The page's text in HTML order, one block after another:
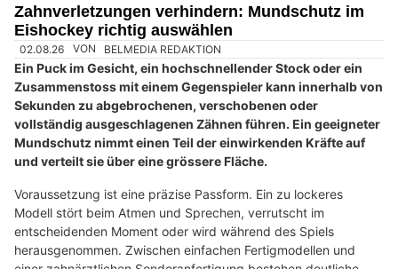
Zahnverletzungen verhindern: Mundschutz im
Eishockey richtig auswählen